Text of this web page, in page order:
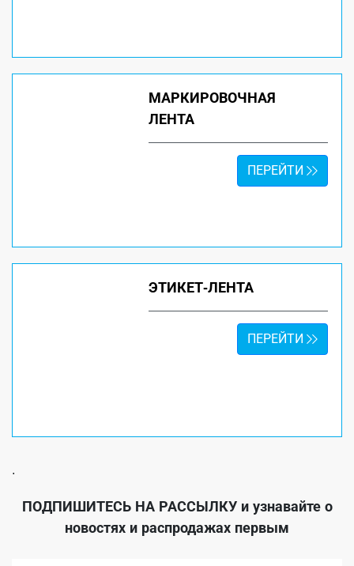
МАРКИРОВОЧНАЯ
ЛЕНТА
ПЕРЕЙТИ
ЭТИКЕТ-ЛЕНТА
ПЕРЕЙТИ
.
ПОДПИШИТЕСЬ НА РАССЫЛКУи узнавайте о
новостях и распродажах первым